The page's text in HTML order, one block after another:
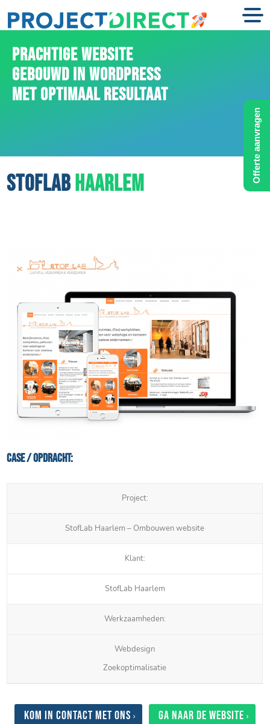
PRACHTIGE WEBSITE
GEBOUWD IN WORDPRESS
MET OPTIMAAL RESULTAAT
STOFLABHAARLEM
Case / Opdracht:
Project:
StofLab Haarlem – Ombouwen website
Klant:
StofLab Haarlem
Werkzaamheden:
Webdesign
Zoekoptimalisatie
Kom in contact met ons Ga naar de website
Offerte aanvragen